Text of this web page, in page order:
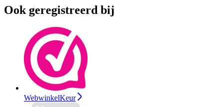
Ook geregistreerd bij
WebwinkelKeur